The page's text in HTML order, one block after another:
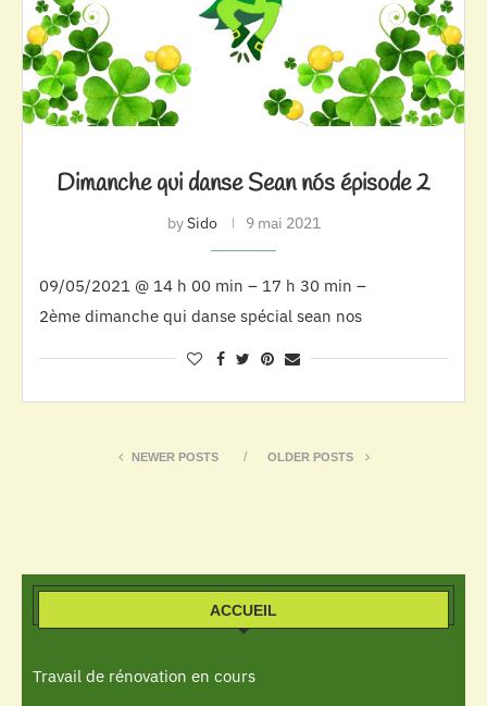
Dimanche qui danse Sean nós épisode 2
bySido 9 mai 2021
09/05/2021 @ 14 h 00 min – 17 h 30 min –
2ème dimanche qui danse spécial sean nos
NEWER POSTS OLDER POSTS
ACCUEIL
Travail de rénovation en cours